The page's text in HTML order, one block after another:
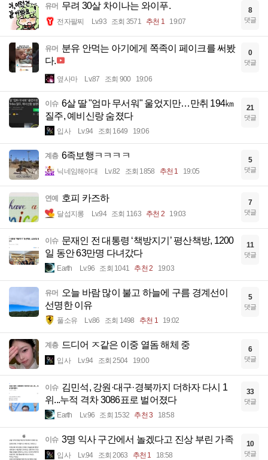
유머 무려 30살 차이나는 와이푸.
전자팔찌 Lv.93 조회 3571 추천 1 19:07
8
댓글
유머 분유 안먹는 아기에게 쪽족이 페이크를 써봤
다.
옆사마 Lv.87 조회 900 19:06
0
댓글
이슈 6살 딸 "엄마 무서워" 울었지만…만취 194㎞
질주, 예비신랑 숨졌다
입사 Lv.94 조회 1649 19:06
21
댓글
계층 6족보행ㅋㅋㅋㅋ
닉네임해야대 Lv.82 조회 1858 추천 1 19:05
5
댓글
연예 호피 카즈하
달섭지롱 Lv.94 조회 1163 추천 2 19:03
7
댓글
이슈 문재인 전 대통령 ‘책방지기’ 평산책방, 1200
일 동안 63만명 다녀갔다
Earth Lv.96 조회 1041 추천 2 19:03
11
댓글
유머
오늘 바람 많이 불고 하늘에 구름 경계선이
선명한 이유
풀소유 Lv.86 조회 1498 추천 1 19:02
5
댓글
계층 드디어 ㅈ같은 이중 열돔 해체 중
입사 Lv.94 조회 2504 19:00
6
댓글
이슈 김민석, 강원·대구·경북까지 더하자 다시 1
위...누적 격차 3086표로 벌어졌다
Earth Lv.96 조회 1532 추천 3 18:58
33
댓글
이슈 3명 익사 구간에서 놀겠다고 진상 부린 가족
입사 Lv.94 조회 2063 추천 1 18:58
10
댓글